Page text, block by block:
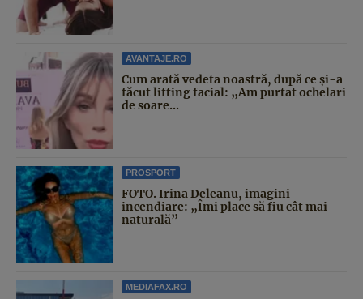
AVANTAJE.RO
Cum arată vedeta noastră, după ce și-a
făcut lifting facial: „Am purtat ochelari
de soare...
PROSPORT
FOTO. Irina Deleanu, imagini
incendiare: „Îmi place să fiu cât mai
naturală”
MEDIAFAX.RO